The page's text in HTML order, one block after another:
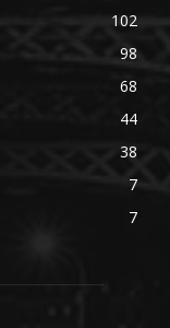
102
98
68
44
38
7
7